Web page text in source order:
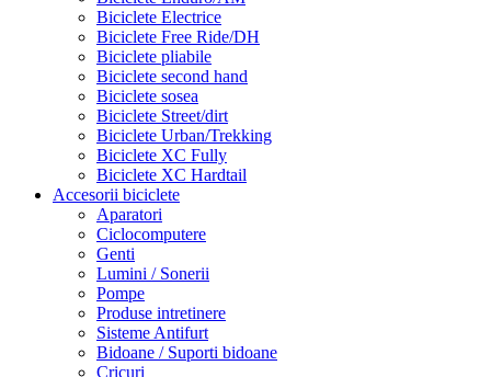
Biciclete Electrice
Biciclete Free Ride/DH
Biciclete pliabile
Biciclete second hand
Biciclete sosea
Biciclete Street/dirt
Biciclete Urban/Trekking
Biciclete XC Fully
Biciclete XC Hardtail
Accesorii biciclete
Aparatori
Ciclocomputere
Genti
Lumini / Sonerii
Pompe
Produse intretinere
Sisteme Antifurt
Bidoane / Suporti bidoane
Cricuri